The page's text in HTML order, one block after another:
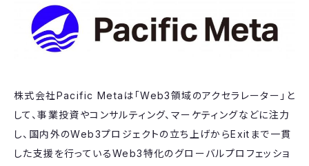
​​株式会社Pacific Metaは「Web3領域のアクセラレーター」と
して、事業投資やコンサルティング、マーケティングなどに注力
し、国内外のWeb3プロジェクトの立ち上げからExitまで一貫
した支援を行っているWeb3特化のグローバルプロフェッショ